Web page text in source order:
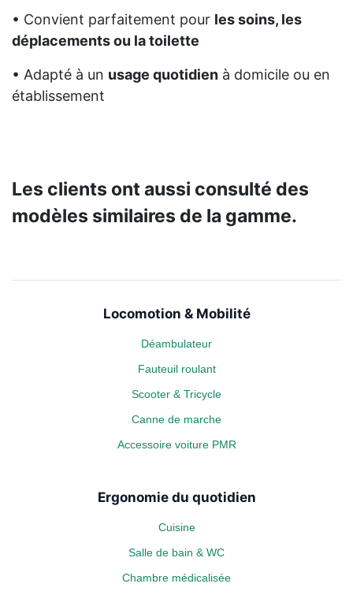
• Convient parfaitement pour les soins, les
déplacements ou la toilette
• Adapté à un usage quotidien à domicile ou en
établissement
Les clients ont aussi consulté des
modèles similaires de la gamme.
Locomotion & Mobilité
Déambulateur
Fauteuil roulant
Scooter & Tricycle
Canne de marche
Accessoire voiture PMR
Ergonomie du quotidien
Cuisine
Salle de bain & WC
Chambre médicalisée